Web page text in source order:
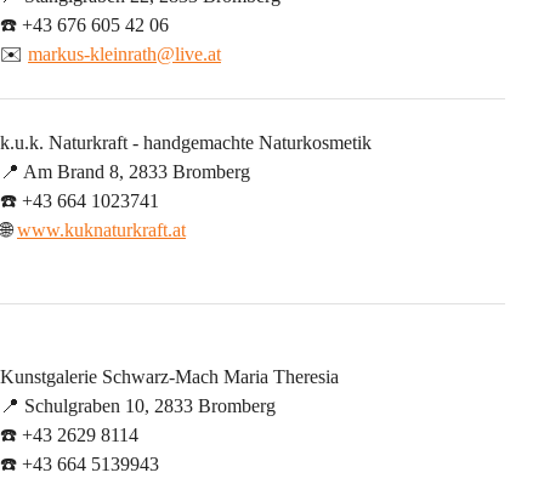
☎️ +43 676 605 42 06
✉️ markus-kleinrath@live.at
k.u.k. Naturkraft - handgemachte Naturkosmetik
📍 Am Brand 8, 2833 Bromberg
☎️ +43 664 1023741
🌐 www.kuknaturkraft.at
Kunstgalerie Schwarz-Mach Maria Theresia
📍 Schulgraben 10, 2833 Bromberg
☎️ +43 2629 8114
☎️ +43 664 5139943